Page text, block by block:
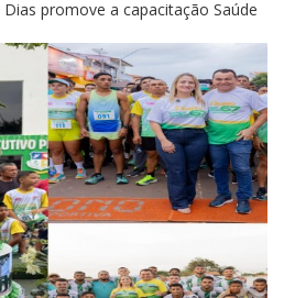
promove a capacitação Saúde